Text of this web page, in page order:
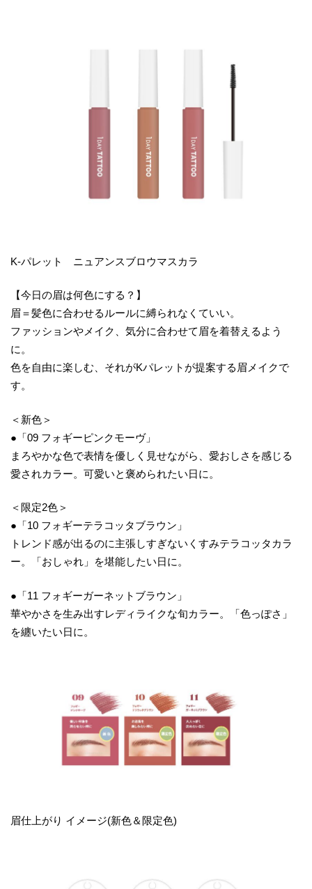
K-パレット ニュアンスブロウマスカラ
【今日の眉は何色にする？】
眉＝髪色に合わせるルールに縛られなくていい。
ファッションやメイク、気分に合わせて眉を着替えるよう
に。
色を自由に楽しむ、それがKパレットが提案する眉メイクで
す。
＜新色＞
●「09 フォギーピンクモーヴ」
まろやかな色で表情を優しく見せながら、愛おしさを感じる
愛されカラー。可愛いと褒められたい日に。
＜限定2色＞
●「10 フォギーテラコッタブラウン」
トレンド感が出るのに主張しすぎないくすみテラコッタカラ
ー。「おしゃれ」を堪能したい日に。
●「11 フォギーガーネットブラウン」
華やかさを生み出すレディライクな旬カラー。「色っぽさ」
を纏いたい日に。
眉仕上がり イメージ(新色＆限定色)